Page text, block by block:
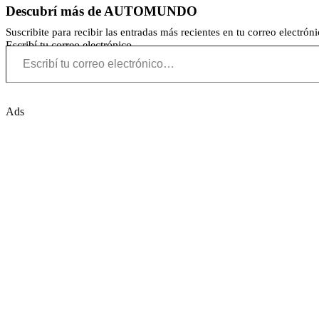
Descubrí más de AUTOMUNDO
Suscribite para recibir las entradas más recientes en tu correo
Escribí tu correo electrónico…
Ads